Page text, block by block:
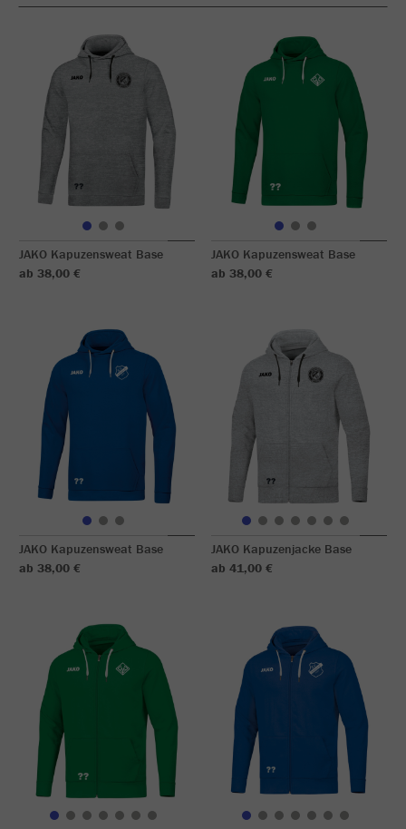
JAKO Kapuzensweat Base
ab 38,00 €
JAKO Kapuzensweat Base
ab 38,00 €
JAKO Kapuzensweat Base
ab 38,00 €
JAKO Kapuzenjacke Base
ab 41,00 €